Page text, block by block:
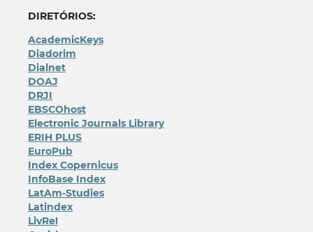
DIRETÓRIOS:
AcademicKeys
Diadorim
Dialnet
DOAJ
DRJI
EBSCOhost
Electronic Journals Library
ERIH PLUS
EuroPub
Index Copernicus
InfoBase Index
LatAm-Studies
Latindex
LivRe!